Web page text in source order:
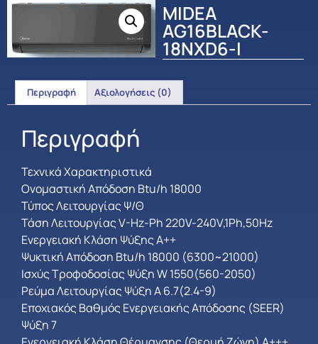
MIDEA
AG16BLACK-
18NXD6-I
Περιγραφή Αξιολογήσεις (0)
Περιγραφή
Τεχνικά Χαρακτηριστικά
Ονομαστική Απόδοση Btu/h 18000
Τύπος Λειτουργίας Ψ/Θ
Τάση Λειτουργίας V-Hz-Ph 220V-240V,1Ph,50Hz
Ενεργειακή Κλάση Ψύξης A++
Ψυκτική Απόδοση Btu/h 18000 (6300~21000)
Ισχύς Τροφοδοσίας Ψύξη W 1550(560-2050)
Ρεύμα Λειτουργίας Ψύξη A 6.7(2.4-9)
Εποχιακός Βαθμός Ενεργειακής Απόδοσης (SEER)
Ψύξη 7